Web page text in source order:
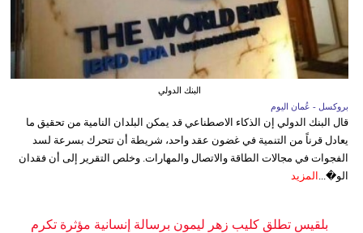
البنك الدولي
بروكسل - عُمان اليوم
قال البنك الدولي إن الذكاء الاصطناعي قد يمكن البلدان النامية من تحقيق ما
يعادل قرناً من التنمية في غضون عقد واحد، شريطة أن تتحرك بسرعة لسد
الفجوات في مجالات الطاقة والاتصال والمهارات. وخلص التقرير إلى أن فقدان
الو�... المزيد
بلقيس تطلق كليب زهر ليمون برسالة إنسانية مؤثرة تكرم